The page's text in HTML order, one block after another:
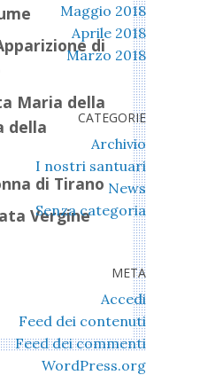
Maggio 2018
Aprile 2018
Marzo 2018
CATEGORIE
Archivio
I nostri santuari
News
Senza categoria
META
Accedi
Feed dei contenuti
Feed dei commenti
WordPress.org
di
Maria della
della
di Tirano
Vergine